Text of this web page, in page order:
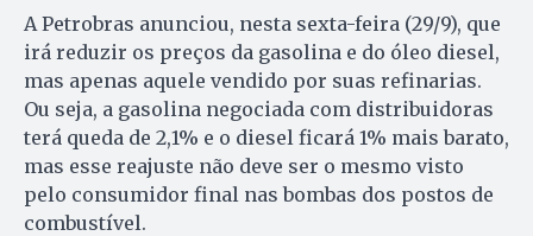
A Petrobras anunciou, nesta sexta-feira (29/9), que
irá reduzir os preços da gasolina e do óleo diesel,
mas apenas aquele vendido por suas refinarias.
Ou seja, a gasolina negociada com distribuidoras
terá queda de 2,1% e o diesel ficará 1% mais barato,
mas esse reajuste não deve ser o mesmo visto
pelo consumidor final nas bombas dos postos de
combustível.